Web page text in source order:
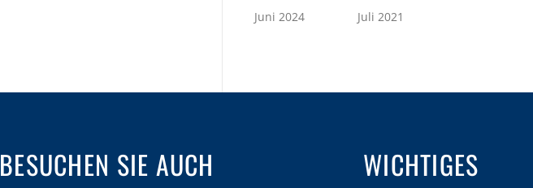
Juni 2024
Juli 2021
BESUCHEN SIE AUCH WICHTIGES